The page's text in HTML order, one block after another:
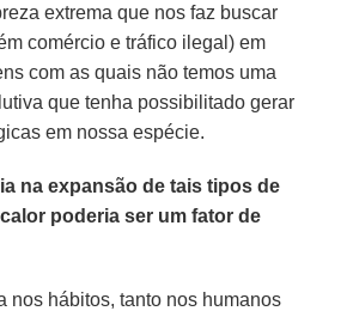
extrema que nos faz buscar
comércio e tráfico ilegal) em
com as quais não temos uma
que tenha possibilitado gerar
em nossa espécie.
na expansão de tais tipos de
poderia ser um fator de
nos hábitos, tanto nos humanos